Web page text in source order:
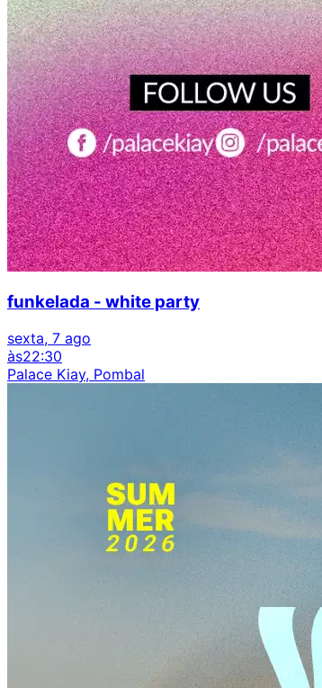
funkelada - white party
sexta, 7 ago
às22:30
Palace Kiay, Pombal